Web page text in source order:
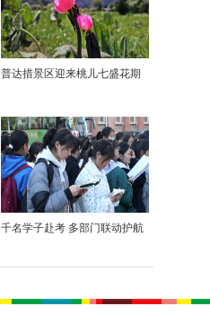
普达措景区迎来桃儿七盛花期
千名学子赴考 多部门联动护航